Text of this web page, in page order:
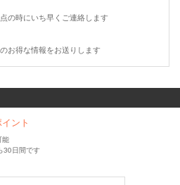
の時にいち早くご連絡します
お得な情報をお送りします
イント
能
30日間です